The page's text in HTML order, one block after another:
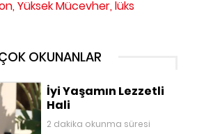
Yüksek Mücevher,lüks
OKUNANLAR
İyi Yaşamın Lezzetli
Hali
2 dakika okunma süresi